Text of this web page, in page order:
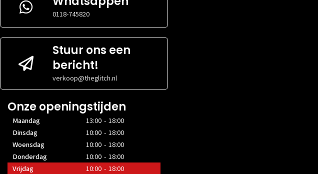
0118-745820
Stuur ons een
bericht!
verkoop@theglitch.nl
Onze openingstijden
Maandag
13:00 - 18:00
Dinsdag
10:00 - 18:00
Woensdag
10:00 - 18:00
Donderdag
10:00 - 18:00
Vrijdag
10:00 - 18:00